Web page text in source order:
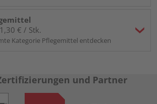
€ / Stk.
Kategorie Pflegemittel entdecken
und Partner